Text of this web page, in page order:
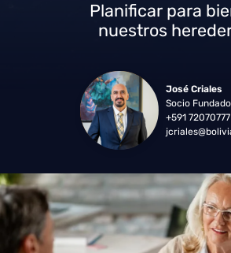
Planificar para
nuestros
José Criales
Socio
+591 72070777